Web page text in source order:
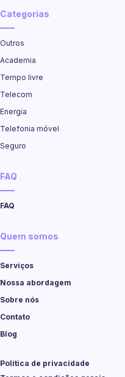
Categorias
Outros
Academia
Tempo livre
Telecom
Energia
Telefonia móvel
Seguro
FAQ
FAQ
Quem somos
Serviços
Nossa abordagem
Sobre nós
Contato
Blog
Política de privacidade